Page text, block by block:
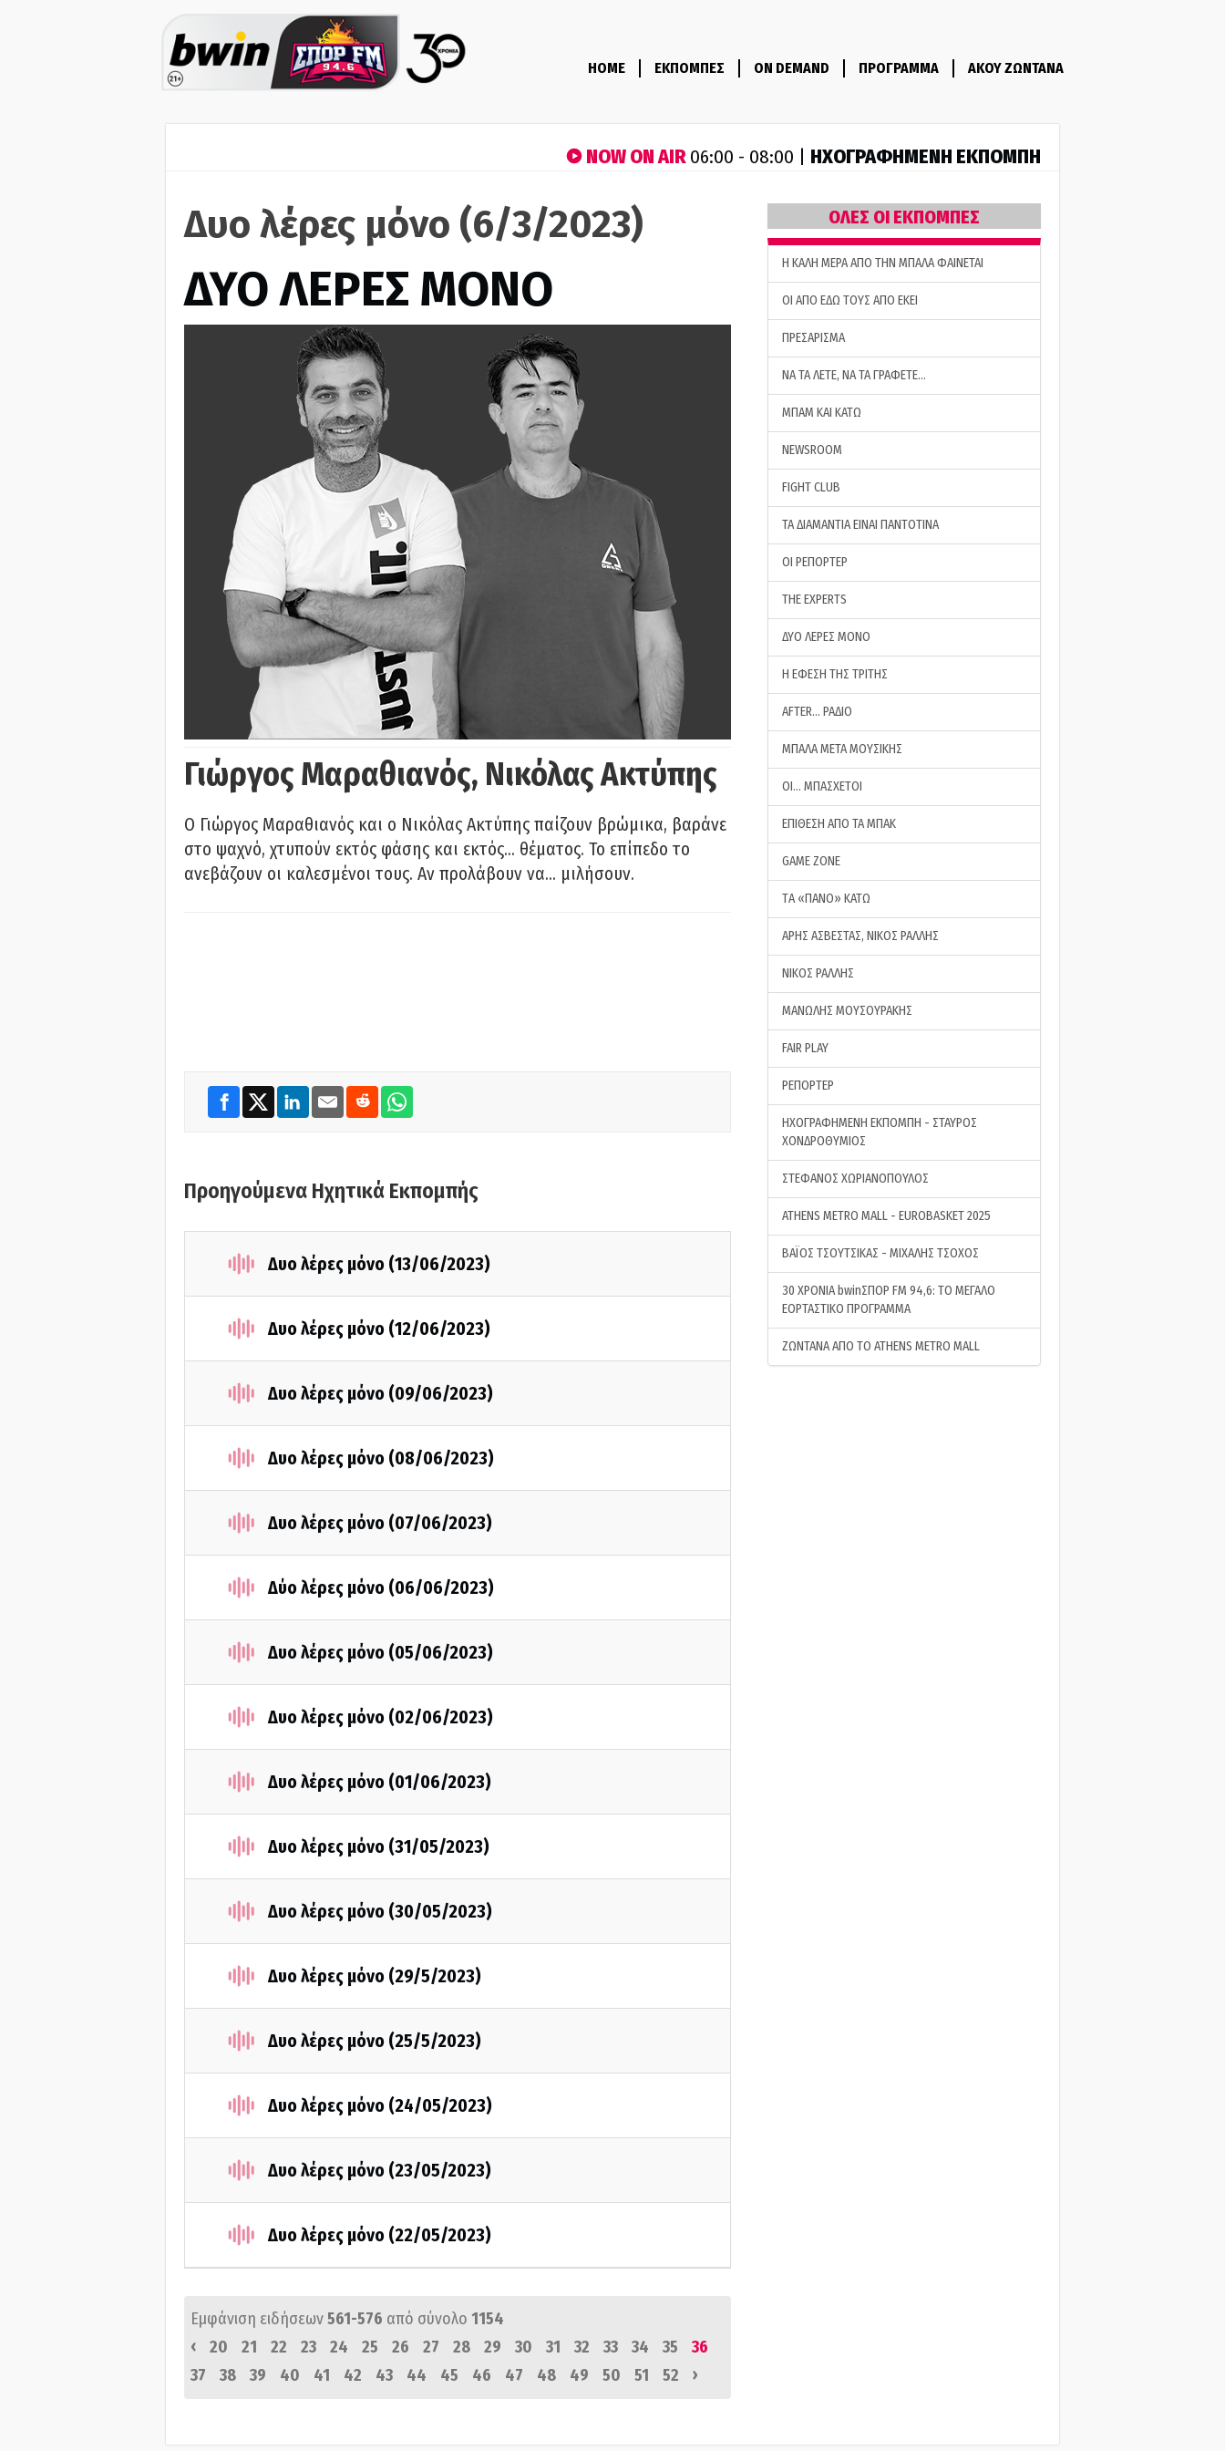
HOME ΕΚΠΟΜΠΕΣ ON DEMAND ΠΡΟΓΡΑΜΜΑ ΑΚΟΥ ΖΩΝΤΑΝΑ
NOW ON AIR06:00 - 08:00 | ΗΧΟΓΡΑΦΗΜΕΝΗ ΕΚΠΟΜΠΗ
Δυο λέρες μόνο (6/3/2023)
ΔΥΟ ΛΕΡΕΣ ΜΟΝΟ
Γιώργος Μαραθιανός, Νικόλας Ακτύπης
Ο Γιώργος Μαραθιανός και ο Νικόλας Ακτύπης παίζουν βρώμικα, βαράνε
στο ψαχνό, χτυπούν εκτός φάσης και εκτός… θέματος. Το επίπεδο το
ανεβάζουν οι καλεσμένοι τους. Αν προλάβουν να… μιλήσουν.
Προηγούμενα Ηχητικά Εκπομπής
Δυο λέρες μόνο (13/06/2023)
Δυο λέρες μόνο (12/06/2023)
Δυο λέρες μόνο (09/06/2023)
Δυο λέρες μόνο (08/06/2023)
Δυο λέρες μόνο (07/06/2023)
Δύο λέρες μόνο (06/06/2023)
Δυο λέρες μόνο (05/06/2023)
Δυο λέρες μόνο (02/06/2023)
Δυο λέρες μόνο (01/06/2023)
Δυο λέρες μόνο (31/05/2023)
Δυο λέρες μόνο (30/05/2023)
Δυο λέρες μόνο (29/5/2023)
Δυο λέρες μόνο (25/5/2023)
Δυο λέρες μόνο (24/05/2023)
Δυο λέρες μόνο (23/05/2023)
Δυο λέρες μόνο (22/05/2023)
Εμφάνιση ειδήσεων561-576 από σύνολο 1154
‹
20 21 22 23 24 25 26 27 28 29 30 31 32 33 34 35
36
37
38 39 40 41 42 43 44 45 46 47 48 49 50 51 52 ›
ΟΛΕΣ ΟΙ ΕΚΠΟΜΠΕΣ
H ΚΑΛΗ ΜΕΡΑ ΑΠΟ ΤΗΝ ΜΠΑΛΑ ΦΑΙΝΕΤΑΙ
ΟΙ ΑΠΟ ΕΔΩ ΤΟΥΣ ΑΠΟ ΕΚΕΙ
ΠΡΕΣΑΡΙΣΜΑ
ΝΑ ΤΑ ΛΕΤΕ, ΝΑ ΤΑ ΓΡΑΦΕΤΕ…
ΜΠΑΜ ΚΑΙ ΚΑΤΩ
NEWSROOM
FIGHT CLUB
ΤΑ ΔΙΑΜΑΝΤΙΑ ΕΙΝΑΙ ΠΑΝΤΟΤΙΝΑ
ΟΙ ΡΕΠΟΡΤΕΡ
THE EXPERTS
ΔΥΟ ΛΕΡΕΣ ΜΟΝΟ
Η ΕΦΕΣΗ ΤΗΣ ΤΡΙΤΗΣ
AFTER… ΡΑΔΙΟ
ΜΠΑΛΑ ΜΕΤΑ ΜΟΥΣΙΚΗΣ
ΟΙ… ΜΠΑΣΧΕΤΟΙ
ΕΠΙΘΕΣΗ ΑΠΟ ΤΑ ΜΠΑΚ
GAME ZONE
ΤA «ΠΑΝΟ» ΚΑΤΩ
ΑΡΗΣ ΑΣΒΕΣΤΑΣ, ΝΙΚΟΣ ΡΑΛΛΗΣ
ΝΙΚΟΣ ΡΑΛΛΗΣ
ΜΑΝΩΛΗΣ ΜΟΥΣΟΥΡΑΚΗΣ
FAIR PLAY
ΡΕΠΟΡΤΕΡ
ΗΧΟΓΡΑΦΗΜΕΝΗ ΕΚΠΟΜΠΗ - ΣΤΑΥΡΟΣ
ΧΟΝΔΡΟΘΥΜΙΟΣ
ΣΤΕΦΑΝΟΣ ΧΩΡΙΑΝΟΠΟΥΛΟΣ
ATHENS METRO MALL - EUROBASKET 2025
ΒΑΪΟΣ ΤΣΟΥΤΣΙΚΑΣ - ΜΙΧΑΛΗΣ ΤΣΟΧΟΣ
30 ΧΡΟΝΙΑ bwinΣΠΟΡ FM 94,6: ΤΟ ΜΕΓΑΛΟ
ΕΟΡΤΑΣΤΙΚΟ ΠΡΟΓΡΑΜΜΑ
ΖΩΝΤΑΝΑ ΑΠΟ ΤΟ ATHENS METRO MALL